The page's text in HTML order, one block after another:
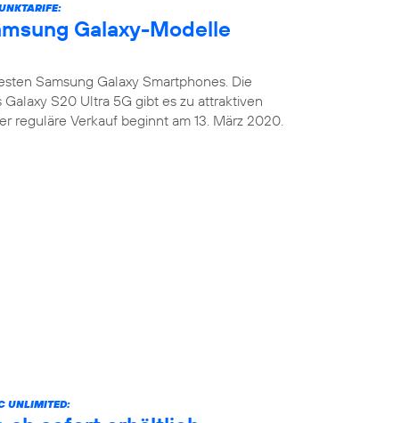
Galaxy-Modelle
Samsung Galaxy Smartphones. Die
S20 Ultra 5G gibt es zu attraktiven
reguläre Verkauf beginnt am 13. März 2020.
UNLIMITED: